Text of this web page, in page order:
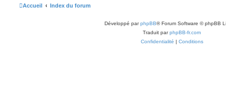
Accueil Index du forum
Développé parphpBB® Forum Software © phpBB
Traduit parphpBB-fr.com
Confidentialité | Conditions